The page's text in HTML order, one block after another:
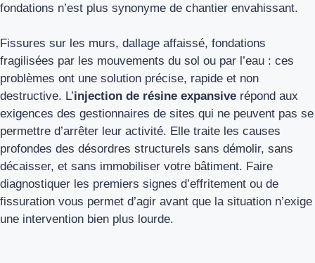
fondations n’est plus synonyme de chantier envahissant.
Fissures sur les murs, dallage affaissé, fondations
fragilisées par les mouvements du sol ou par l’eau : ces
problèmes ont une solution précise, rapide et non
destructive. L’injection de résine expansive répond aux
exigences des gestionnaires de sites qui ne peuvent pas se
permettre d’arrêter leur activité. Elle traite les causes
profondes des désordres structurels sans démolir, sans
décaisser, et sans immobiliser votre bâtiment. Faire
diagnostiquer les premiers signes d’effritement ou de
fissuration vous permet d’agir avant que la situation n’exige
une intervention bien plus lourde.